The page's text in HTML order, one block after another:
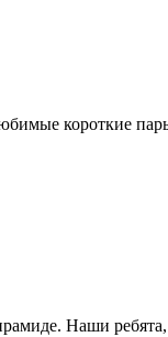
короткие
Наши